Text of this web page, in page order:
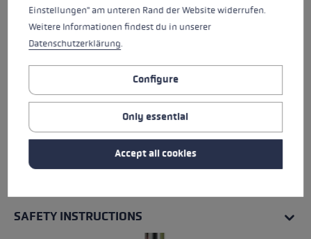
SAFETY INSTRUCTIONS
Einstellungen" am unteren Rand der Website widerrufen.
Weitere Informationen findest du in unserer
Datenschutzerklärung.
Configure
Only essential
Accept all cookies